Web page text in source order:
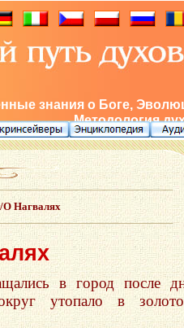
знания о Боге,
Методология
/О Нагвалях
в город после
утопало в